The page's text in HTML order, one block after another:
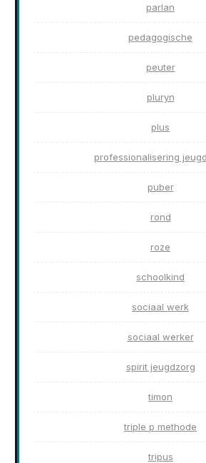
parlan
pedagogische
peuter
pluryn
plus
professionalisering
puber
rond
roze
schoolkind
sociaal werk
sociaal werker
spirit jeugdzorg
timon
triple p methode
tripus